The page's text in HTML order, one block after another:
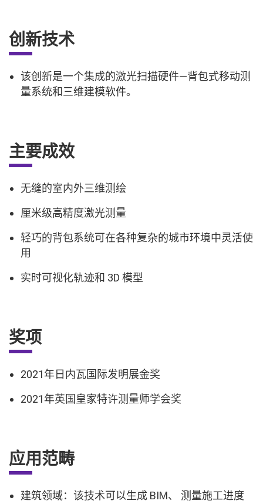
创新技术
该创新是一个集成的激光扫描硬件—背包式移动测
量系统和三维建模软件。
主要成效
无缝的室内外三维测绘
厘米级高精度激光测量
轻巧的背包系统可在各种复杂的城市环境中灵活使
用
实时可视化轨迹和 3D 模型
奖项
2021年日内瓦国际发明展金奖
2021年英国皇家特许测量师学会奖
应用范畴
建筑领域：该技术可以生成 BIM、 测量施工进度